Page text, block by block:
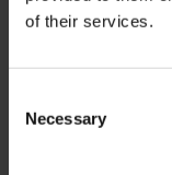
of their services.
Selection
Necessary